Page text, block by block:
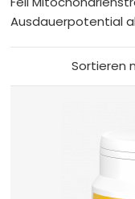
ultraSPORTS
Ausdauerpotential
Sortieren